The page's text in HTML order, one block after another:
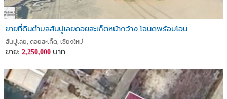
ขายที่ดินตำบลสันปูเลยดอยสะเก็ตหน้ากว้าง โฉนดพร้อมโอน
สันปูเลย, ดอยสะเก็ด, เชียงใหม่
ขาย: 2,250,000 บาท